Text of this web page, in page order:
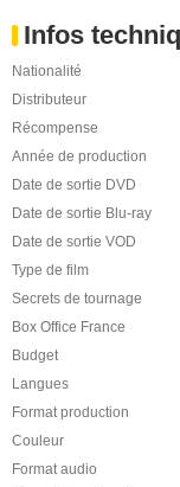
Infos
Nationalité
Distributeur
Récompense
Année de production
Date de sortie DVD
Date de sortie Blu-ray
Date de sortie VOD
Type de film
Secrets de tournage
Box Office France
Budget
Langues
Format production
Couleur
Format audio